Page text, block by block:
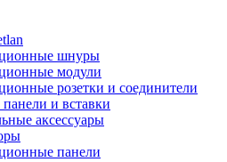
шнуры
модули
розетки и соединители
и вставки
аксессуары
панели